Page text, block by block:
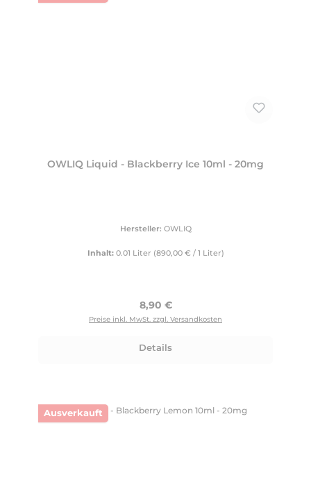
OWLIQ Liquid - Blackberry Ice 10ml - 20mg
Hersteller: OWLIQ
Inhalt: 0.01 Liter (890,00 € / 1 Liter)
Regulärer Preis:
8,90 €
Preise inkl. MwSt. zzgl. Versandkosten
Details
Ausverkauft